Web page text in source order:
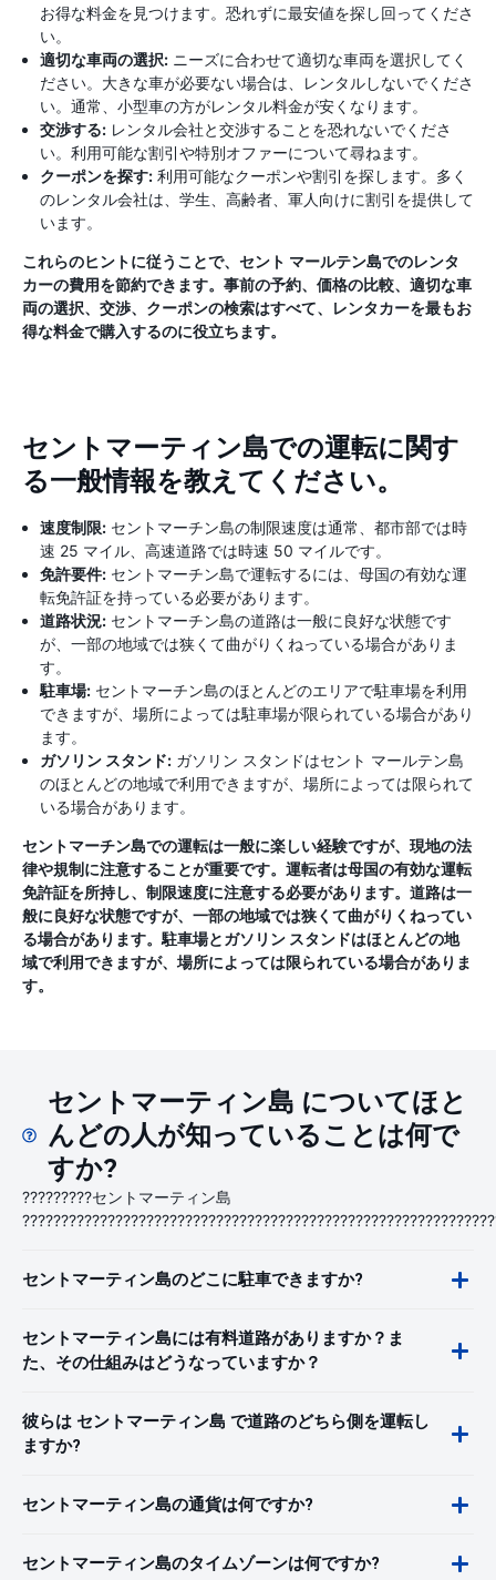
お得な料金を見つけます。恐れずに最安値を探し回ってくださ
い。
適切な車両の選択: ニーズに合わせて適切な車両を選択してく
ださい。大きな車が必要ない場合は、レンタルしないでくださ
い。通常、小型車の方がレンタル料金が安くなります。
交渉する: レンタル会社と交渉することを恐れないでくださ
い。利用可能な割引や特別オファーについて尋ねます。
クーポンを探す: 利用可能なクーポンや割引を探します。多く
のレンタル会社は、学生、高齢者、軍人向けに割引を提供して
います。
これらのヒントに従うことで、セント マールテン島でのレンタ
カーの費用を節約できます。事前の予約、価格の比較、適切な車
両の選択、交渉、クーポンの検索はすべて、レンタカーを最もお
得な料金で購入するのに役立ちます。
セントマーティン島での運転に関す
る一般情報を教えてください。
速度制限: セントマーチン島の制限速度は通常、都市部では時
速 25 マイル、高速道路では時速 50 マイルです。
免許要件: セントマーチン島で運転するには、母国の有効な運
転免許証を持っている必要があります。
道路状況: セントマーチン島の道路は一般に良好な状態です
が、一部の地域では狭くて曲がりくねっている場合がありま
す。
駐車場: セントマーチン島のほとんどのエリアで駐車場を利用
できますが、場所によっては駐車場が限られている場合があり
ます。
ガソリン スタンド: ガソリン スタンドはセント マールテン島
のほとんどの地域で利用できますが、場所によっては限られて
いる場合があります。
セントマーチン島での運転は一般に楽しい経験ですが、現地の法
律や規制に注意することが重要です。運転者は母国の有効な運転
免許証を所持し、制限速度に注意する必要があります。道路は一
般に良好な状態ですが、一部の地域では狭くて曲がりくねってい
る場合があります。駐車場とガソリン スタンドはほとんどの地
域で利用できますが、場所によっては限られている場合がありま
す。
セントマーティン島 についてほと
んどの人が知っていることは何で
すか?
?????????セントマーティン島
セントマーティン島のどこに駐車できますか?
セントマーティン島には有料道路がありますか？ま
た、その仕組みはどうなっていますか？
彼らは セントマーティン島 で道路のどちら側を運転し
ますか?
セントマーティン島の通貨は何ですか?
セントマーティン島のタイムゾーンは何ですか?